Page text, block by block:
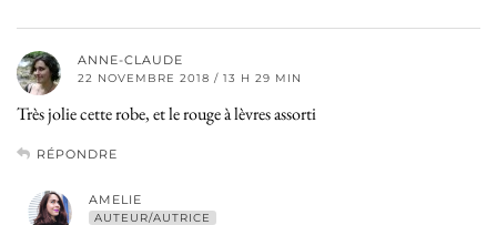
ANNE-CLAUDE
22 NOVEMBRE 2018 / 13 H 29 MIN
Très jolie cette robe, et le rouge à lèvres assorti
RÉPONDRE
AMELIE
AUTEUR/AUTRICE